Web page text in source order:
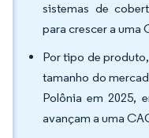
sistemas de
para crescer a uma
Por tipo de
tamanho do
Polônia em 2025,
avançam a uma